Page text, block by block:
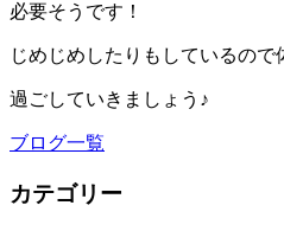
必要そうです！
じめじめしたりもしているので
過ごしていきましょう♪
ブログ一覧
カテゴリー